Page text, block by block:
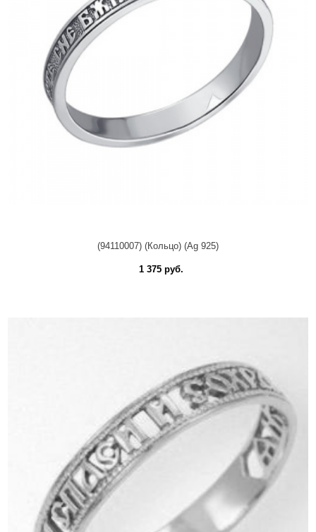
(94110007) (Кольцо) (Ag 925)
1 375 руб.